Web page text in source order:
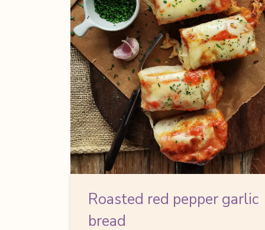
Roasted red pepper garlic
bread